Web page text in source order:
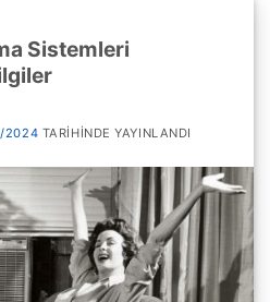
Sistemleri
2024 TARIHINDE YAYINLANDI